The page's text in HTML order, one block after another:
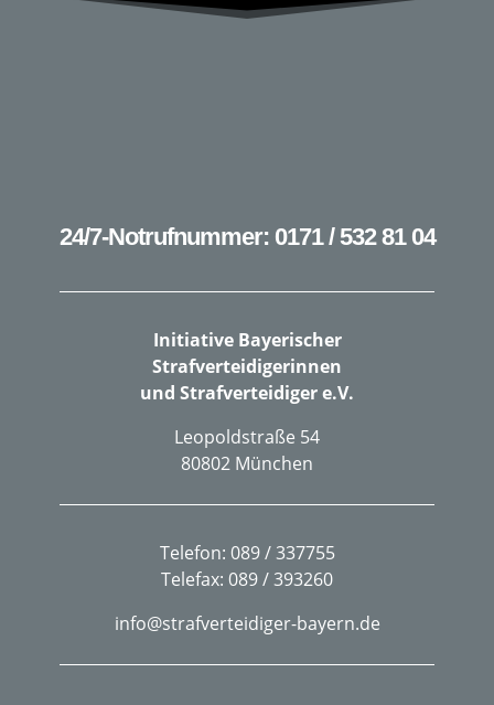
24/7-Notrufnummer: 0171 / 532 81 04
Initiative Bayerischer
Strafverteidigerinnen
und Strafverteidiger e.V.
Leopoldstraße 54
80802 München
Telefon: 089 / 337755
Telefax: 089 / 393260
info@strafverteidiger-bayern.de